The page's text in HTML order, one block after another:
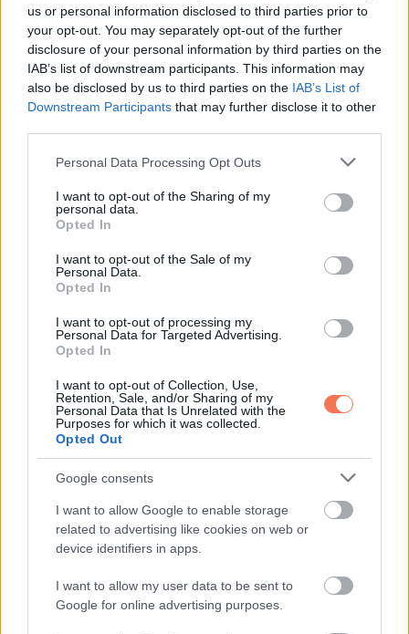
us or personal information disclosed to third parties prior to
your opt-out. You may separately opt-out of the further
disclosure of your personal information by third parties on the
IAB’s list of downstream participants. This information may
also be disclosed by us to third parties on the IAB’s List of
Downstream Participants that may further disclose it to other
Please note that this website/app uses one or more Google
not limited to your visit or usage behaviour. You may click to
grant or deny consent to Google and its third-party tags to
use your data for below specified purposes in below Google
consent section.
Personal Data Processing Opt Outs
I want to opt-out of the Sharing of my
personal data.
Opted In
I want to opt-out of the Sale of my
Personal Data.
Opted In
I want to opt-out of processing my
Personal Data for Targeted Advertising.
Opted In
I want to opt-out of Collection, Use,
Retention, Sale, and/or Sharing of my
Personal Data that Is Unrelated with the
Purposes for which it was collected.
Opted Out
Google consents
I want to allow Google to enable storage
related to advertising like cookies on web or
device identifiers in apps.
I want to allow my user data to be sent to
Google for online advertising purposes.
Hogy marad ennyire derűs
99 évesen?
Van Dyke a kora ellenére nem engedi el az optimizmust.
„Senki sem genetikailag boldogtalan” – írta.
„Mindannyiunkban ott van a lehetőség egy örömteli életre.”
Nem üres frázisokat puffogtat, sokkal inkább arról beszél,
hogyan formálta az élete a gondolkodását.